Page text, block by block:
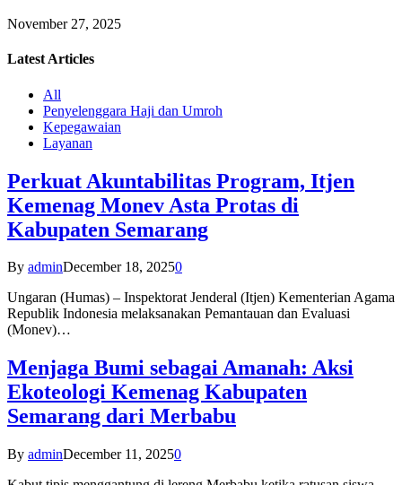
November 27, 2025
Latest Articles
All
Penyelenggara Haji dan Umroh
Kepegawaian
Layanan
Perkuat Akuntabilitas Program, Itjen
Kemenag Monev Asta Protas di
Kabupaten Semarang
By adminDecember 18, 20250
Ungaran (Humas) – Inspektorat Jenderal (Itjen) Kementerian Agama
Republik Indonesia melaksanakan Pemantauan dan Evaluasi
(Monev)…
Menjaga Bumi sebagai Amanah: Aksi
Ekoteologi Kemenag Kabupaten
Semarang dari Merbabu
By adminDecember 11, 20250